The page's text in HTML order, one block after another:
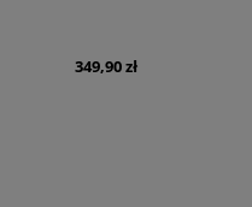
349,90 zł